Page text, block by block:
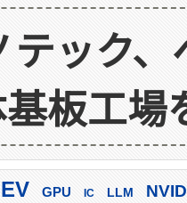
テック
板工場
EV GPU IC LLM